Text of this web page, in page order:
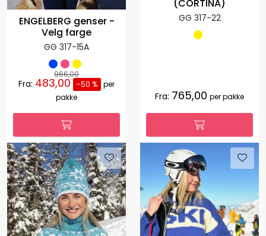
ENGELBERG genser -
Velg farge
GG 317-15A
966,00
Fra: 483,00 -50 % per
pakke
(CORTINA)
GG 317-22
Fra: 765,00 per pakke